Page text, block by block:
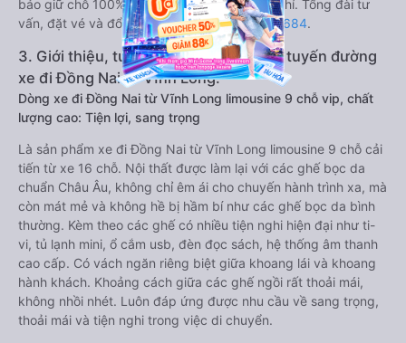
bảo giữ chỗ 100% và hỗ trợ đổi trả vé miễn phí. Tổng đài tư
vấn, đặt vé và đổi trả vé miễn phí:1900 888684.
3. Giới thiệu, tư vấn các dòng xe chạy tuyến đường
xe đi Đồng Nai từ Vĩnh Long:
Dòng xe đi Đồng Nai từ Vĩnh Long limousine 9 chỗ vip, chất
lượng cao: Tiện lợi, sang trọng
Là sản phẩm xe đi Đồng Nai từ Vĩnh Long limousine 9 chỗ cải
tiến từ xe 16 chỗ. Nội thất được làm lại với các ghế bọc da
chuẩn Châu Âu, không chỉ êm ái cho chuyến hành trình xa, mà
còn mát mẻ và không hề bị hầm bí như các ghế bọc da bình
thường. Kèm theo các ghế có nhiều tiện nghi hiện đại như ti-
vi, tủ lạnh mini, ổ cắm usb, đèn đọc sách, hệ thống âm thanh
cao cấp. Có vách ngăn riêng biệt giữa khoang lái và khoang
hành khách. Khoảng cách giữa các ghế ngồi rất thoải mái,
không nhồi nhét. Luôn đáp ứng được nhu cầu về sang trọng,
thoải mái và tiện nghi trong việc di chuyển.